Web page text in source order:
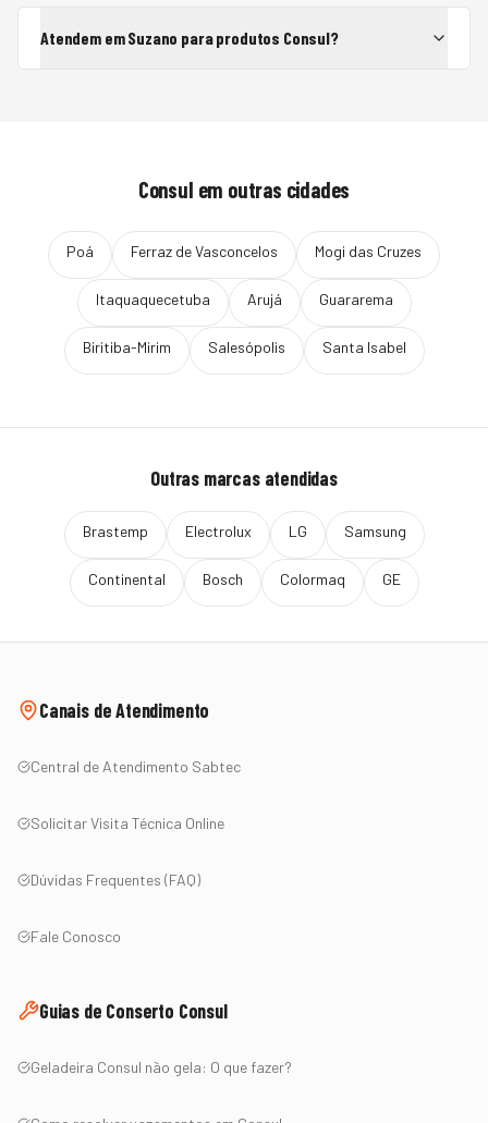
Atendem em Suzano para produtos Consul?
Consul em outras cidades
Poá Ferraz de Vasconcelos Mogi das Cruzes
Itaquaquecetuba Arujá Guararema
Biritiba-Mirim Salesópolis Santa Isabel
Outras marcas atendidas
Brastemp Electrolux LG Samsung
Continental Bosch Colormaq GE
Canais de Atendimento
Central de Atendimento Sabtec
Solicitar Visita Técnica Online
Dúvidas Frequentes (FAQ)
Fale Conosco
Guias de Conserto Consul
Geladeira Consul não gela: O que fazer?